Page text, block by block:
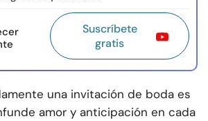
Suscríbete
gratis
una invitación de boda es
amor y anticipación en cada